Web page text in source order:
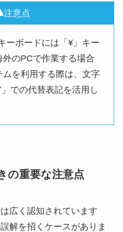
注意点
ーボードには「¥」キー
のPCで作業する場合
を利用する際は、文字
での代替表記を活用し
の重要な注意点
広く認知されています
解を招くケースがありま